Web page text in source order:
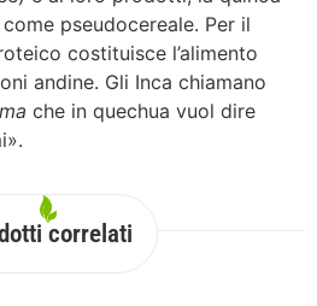
pseudocereale. Per il
costituisce l’alimento
andine. Gli Inca chiamano
che in quechua vuol dire
correlati